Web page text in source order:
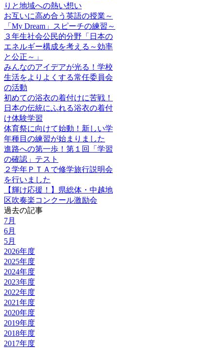
りと地域への熱い想い
お互いに高め合う英語の授業～
「My Dream」スピーチの練習～
３年生社会公民的分野「日本の
エネルギー構成を考える～効率
と公正～」
みんなのアイデアが光る！学校
生活をよりよくする常任委員会
の活動
初めての浴衣の着付けに苦戦！
日本の伝統にふれる浴衣の着付
け体験学習
体育祭に向けて始動！新しい学
年種目の練習が始まりました
進路への第一歩！第１回「学習
の確認」テスト
２学年ＰＴＡで修学旅行説明会
を行いました
【輝け応援！】県総体・中越地
区吹奏楽コンクール激励会
過去の記事
7月
6月
5月
2026年度
2025年度
2024年度
2023年度
2022年度
2021年度
2020年度
2019年度
2018年度
2017年度